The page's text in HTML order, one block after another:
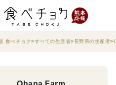
食べチョク すべての生産者 長野県の生産者